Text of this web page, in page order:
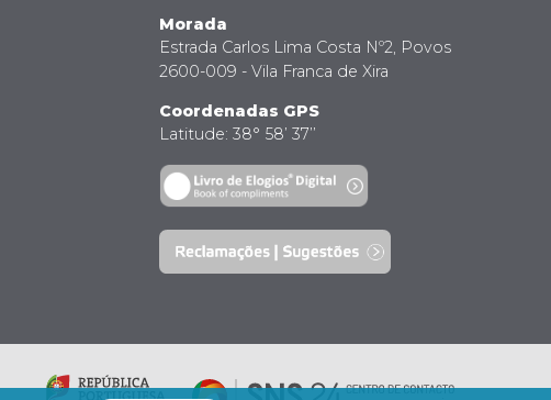
Morada
Estrada Carlos Lima Costa Nº2, Povos
2600-009 - Vila Franca de Xira
Coordenadas GPS
Latitude: 38° 58’ 37’’